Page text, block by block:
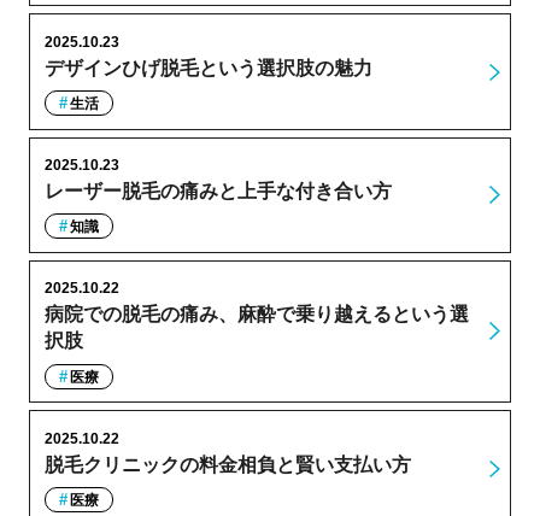
デザインひげ脱毛という選択肢の魅力
2025.10.23
生活
レーザー脱毛の痛みと上手な付き合い方
2025.10.23
知識
病院での脱毛の痛み、麻酔で乗り越えるという選
択肢
2025.10.22
医療
脱毛クリニックの料金相負と賢い支払い方
2025.10.22
医療